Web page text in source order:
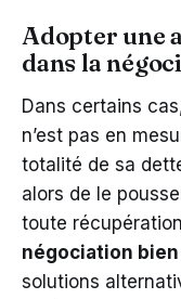
Adopter une
dans la
Dans certains
n’est pas en
totalité de sa
alors de le
toute
négociation
solutions